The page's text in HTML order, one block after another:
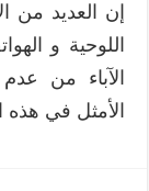
إن العديد من
اللوحية و
الآباء من
الأمثل في هذه